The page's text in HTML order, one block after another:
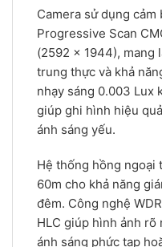
Camera sử dụng cảm
Progressive Scan
(2592 × 1944), mang
trung thực và khả
nhạy sáng 0.003 Lux
giúp ghi hình hiệu
ánh sáng yếu.
Hệ thống hồng ngoại
60m cho khả năng
đêm. Công nghệ
HLC giúp hình ảnh
ánh sáng phức tạp